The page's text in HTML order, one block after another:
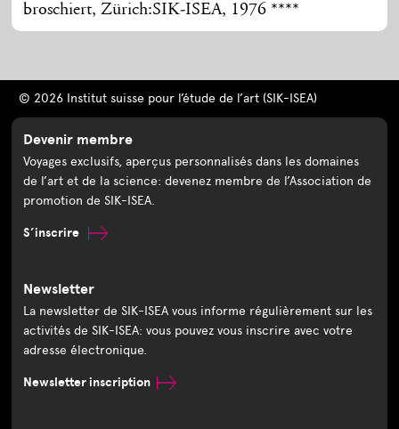
broschiert, Zürich:SIK-ISEA, 1976 ****
© 2026 Institut suisse pour l’étude de l’art (SIK-ISEA)
Devenir membre
Voyages exclusifs, aperçus personnalisés dans les domaines
de l’art et de la science: devenez membre de l’Association de
promotion de SIK-ISEA.
S’inscrire
Newsletter
La newsletter de SIK-ISEA vous informe régulièrement sur les
activités de SIK-ISEA: vous pouvez vous inscrire avec votre
adresse électronique.
Newsletter inscription